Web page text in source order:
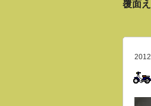
覆面